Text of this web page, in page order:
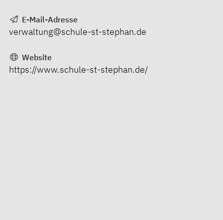
E-Mail-Adresse
verwaltung@schule-st-stephan.de
Website
https://www.schule-st-stephan.de/